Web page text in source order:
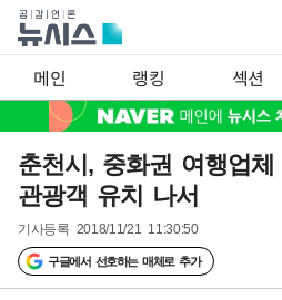
메인 랭킹 섹션
춘천시, 중화권 여행업
관광객 유치 나서
기사등록 2018/11/21 11:30:50
구글에서 선호하는 매체로 추가